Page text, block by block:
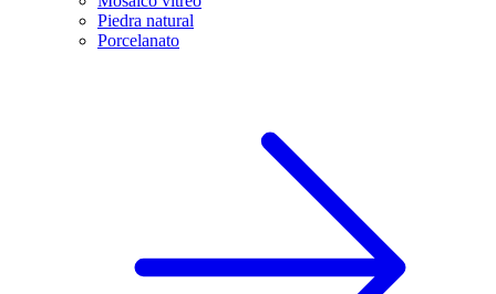
Piedra natural
Porcelanato